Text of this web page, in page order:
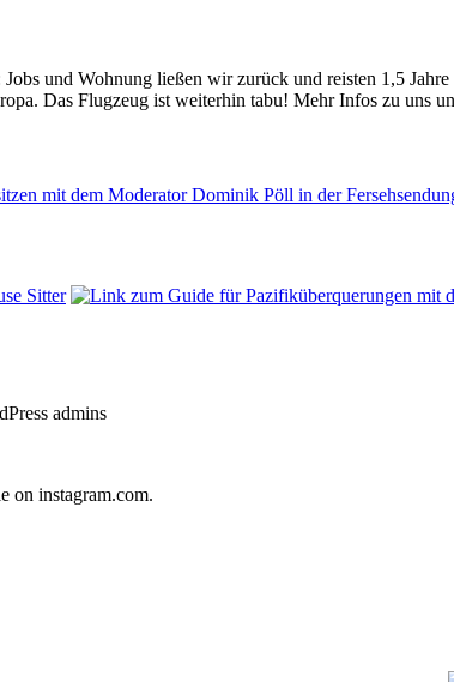
und Wohnung ließen wir zurück und reisten 1,5
Das Flugzeug ist weiterhin tabu! Mehr Infos zu uns
admins
on instagram.com.